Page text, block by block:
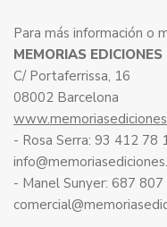
Para más información o
MEMORIAS EDICIONES
C/ Portaferrissa, 16
08002 Barcelona
- Rosa Serra: 93 412 78
- Manel Sunyer: 687 807